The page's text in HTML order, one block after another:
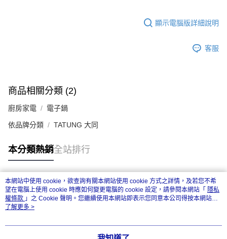
顯示電腦版詳細說明
客服
商品相關分類 (2)
廚房家電 電子鍋
依品牌分類 TATUNG 大同
本分類熱銷全站排行
熱門標籤
本網站中使用 cookie，欲查詢有關本網站使用 cookie 方式之詳情，及若您不希
望在電腦上使用 cookie 時應如何變更電腦的 cookie 設定，請參閱本網站「 隱私
權條款 」之 Cookie 聲明。您繼續使用本網站即表示您同意本公司得按本網站使
用條款之 Cookie 聲明使用 cookie。
了解更多 >